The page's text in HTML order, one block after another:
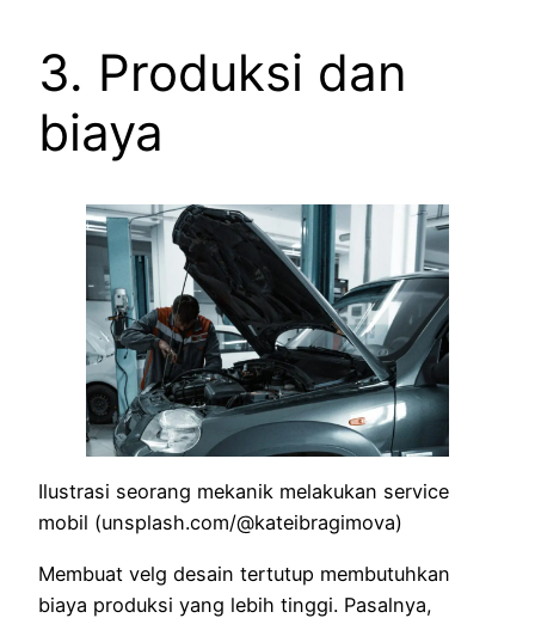
3. Produksi dan
biaya
Ilustrasi seorang mekanik melakukan service
mobil (unsplash.com/@kateibragimova)
Membuat velg desain tertutup membutuhkan
biaya produksi yang lebih tinggi. Pasalnya,